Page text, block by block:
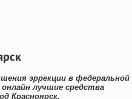
эррекции в федеральной
лучшие средства
Красноярск.